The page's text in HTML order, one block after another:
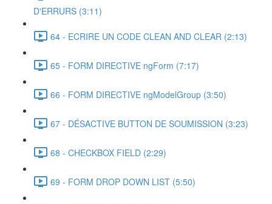
D'ERRURS (3:11)
64 - ECRIRE UN CODE CLEAN AND CLEAR (2:13)
65 - FORM DIRECTIVE ngForm (7:17)
66 - FORM DIRECTIVE ngModelGroup (3:50)
67 - DÉSACTIVE BUTTON DE SOUMISSION (3:23)
68 - CHECKBOX FIELD (2:29)
69 - FORM DROP DOWN LIST (5:50)